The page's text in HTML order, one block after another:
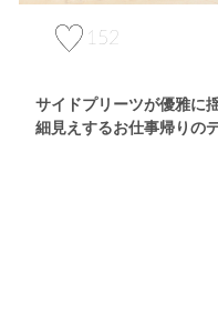
152
サイドプリーツが優雅に
細見えするお仕事帰りの